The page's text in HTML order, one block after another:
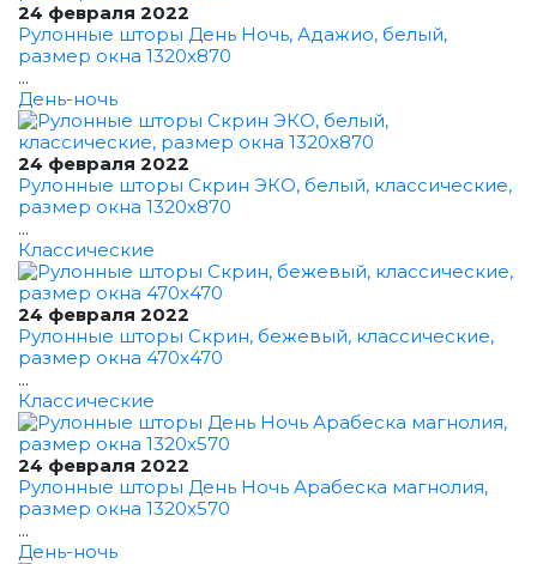
24 февраля 2022
Рулонные шторы День Ночь, Адажио, белый,
размер окна 1320x870
...
День-ночь
24 февраля 2022
Рулонные шторы Скрин ЭКО, белый, классические,
размер окна 1320x870
...
Классические
24 февраля 2022
Рулонные шторы Скрин, бежевый, классические,
размер окна 470x470
...
Классические
24 февраля 2022
Рулонные шторы День Ночь Арабеска магнолия,
размер окна 1320x570
...
День-ночь